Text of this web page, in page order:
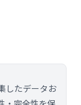
したデータお